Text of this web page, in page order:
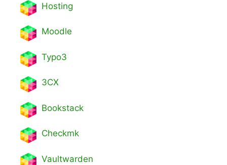
Hosting
Moodle
Typo3
3CX
Bookstack
Checkmk
Vaultwarden